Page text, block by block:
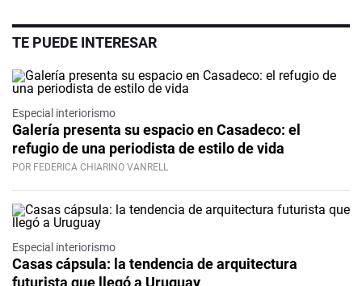
TE PUEDE INTERESAR
Especial interiorismo
Galería presenta su espacio en Casadeco: el
refugio de una periodista de estilo de vida
POR FEDERICA CHIARINO VANRELL
Especial interiorismo
Casas cápsula: la tendencia de arquitectura
futurista que llegó a Uruguay